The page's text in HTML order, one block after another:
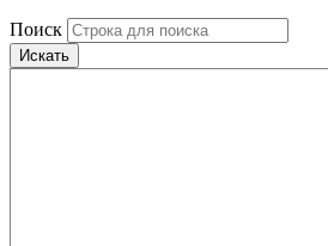
Поиск
Искать